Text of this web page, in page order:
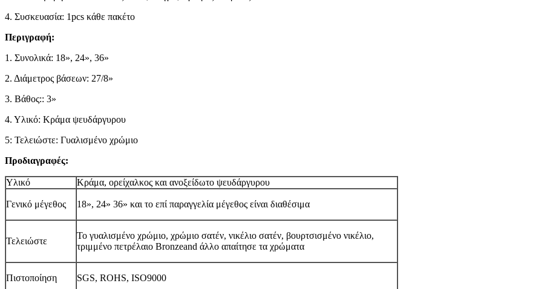
4. Συσκευασία: 1pcs κάθε πακέτο
Περιγραφή:
1. Συνολικά: 18», 24», 36»
2. Διάμετρος βάσεων: 27/8»
3. Βάθος:: 3»
4. Υλικό: Κράμα ψευδάργυρου
5: Τελειώστε: Γυαλισμένο χρώμιο
Προδιαγραφές:
Υλικό Κράμα, ορείχαλκος και ανοξείδωτο ψευδάργυρου
Γενικό μέγεθος 18», 24» 36» και το επί παραγγελία μέγεθος είναι διαθέσιμα
Τελειώστε
Το γυαλισμένο χρώμιο, χρώμιο σατέν, νικέλιο σατέν, βουρτσισμένο νικέλιο,
τριμμένο πετρέλαιο Bronzeand άλλο απαίτησε τα χρώματα
Πιστοποίηση SGS, ROHS, ISO9000